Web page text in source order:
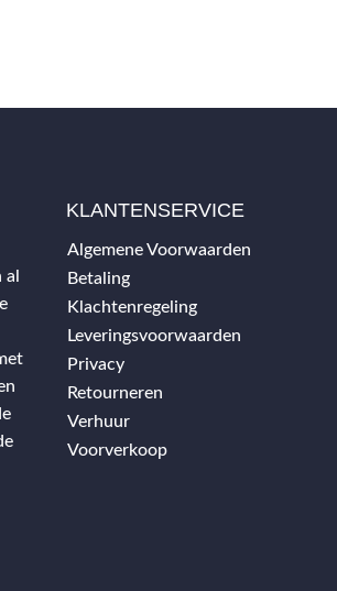
KLANTENSERVICE
Algemene Voorwaarden
Betaling
Klachtenregeling
Leveringsvoorwaarden
Privacy
Retourneren
Verhuur
Voorverkoop